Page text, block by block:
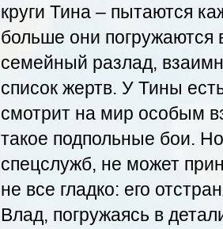
круги Тина – пытаются
больше они погружаются
семейный разлад,
список жертв. У Тины
смотрит на мир особым
такое подпольные бои.
спецслужб, не может
не все гладко: его
Влад, погружаясь в